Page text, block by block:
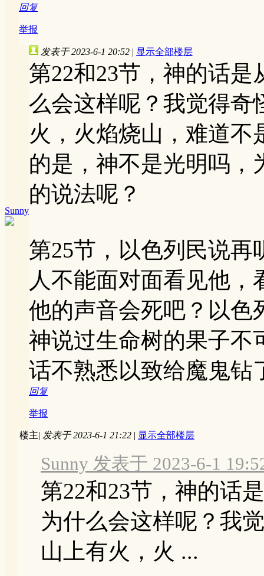
回复
举报
Sunny
发表于 2023-6-1 20:52 | 显示全部楼层
第22和23节，神的话
么会这样呢？我觉得奇
火，火焰烧山，难道不
的是，神不是光明吗，
的说法呢？
第25节，以色列民说
人不能面对面看见他
他的声音会死吧？以色
神说过生命树的果子不
话不熟悉以致给魔鬼钻
回复
举报
楼主| 发表于 2023-6-1 21:22 | 显示全部楼层
Sunny 发表于 2023-6-1
第22和23节，神的话
为什么会这样呢？我
山上有火，火 ...